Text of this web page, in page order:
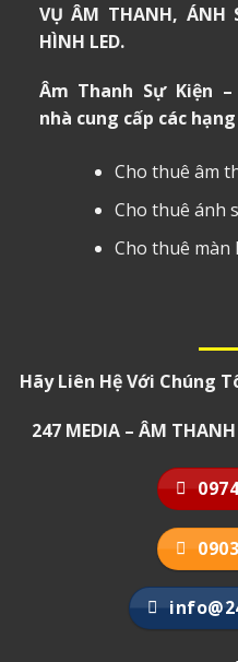
VỤ ÂM THANH, ÁNH
HÌNH LED.
Âm Thanh Sự Kiện
nhà cung cấp các
Cho thuê âm
Cho thuê ánh
Cho thuê màn
Hãy Liên Hệ Với Chúng
247 MEDIA – ÂM